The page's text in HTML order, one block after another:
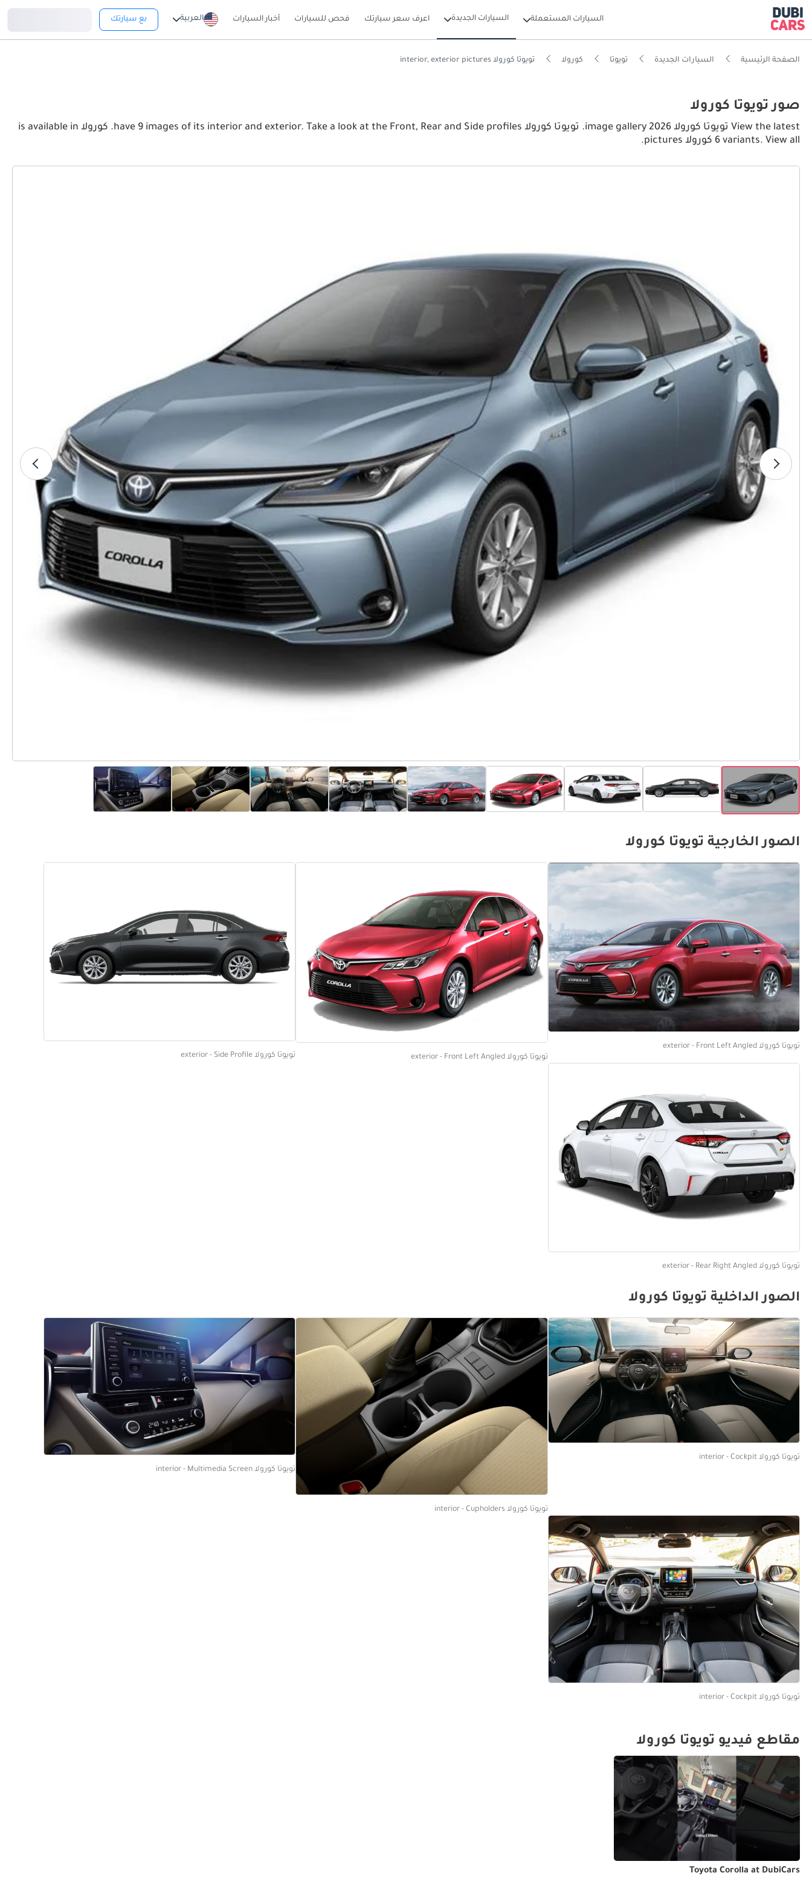
السيارات المستعملة السيارات الجديدة اعرف سعر سيارتك فحص للسيارات أخبار السيارات العربية بع سيارتك
الصفحة الرئيسية السيارات الجديدة تويوتا كورولا تويوتا كورولا interior, exterior pictures
صور تويوتا كورولا
View the latest تويوتا كورولا 2026 image gallery. تويوتا كورولا have 9 images of its interior and exterior. Take a look at the Front, Rear and Side profiles. كورولا is available in
6 variants. View all كورولا pictures.
الصور الخارجية تويوتا كورولا
تويوتا كورولا exterior - Front Left Angled
تويوتا كورولا exterior - Front Left Angled
تويوتا كورولا exterior - Side Profile
تويوتا كورولا exterior - Rear Right Angled
الصور الداخلية تويوتا كورولا
تويوتا كورولا interior - Cockpit
تويوتا كورولا interior - Cupholders
تويوتا كورولا interior - Multimedia Screen
تويوتا كورولا interior - Cockpit
مقاطع فيديو تويوتا كورولا
Toyota Corolla at DubiCars